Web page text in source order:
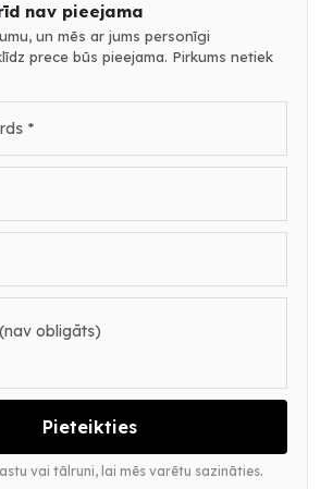
nav pieejama
un mēs ar jums personīgi
prece būs pieejama. Pirkums netiek
Pieteikties
vai tālruni, lai mēs varētu sazināties.